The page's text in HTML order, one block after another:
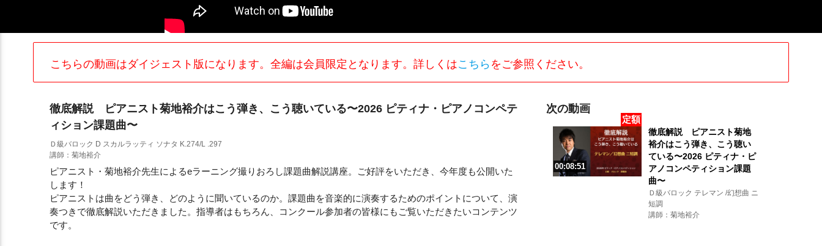
こちらの動画はダイジェスト版になります。全編は会員限定となります。詳しくはこちら をご参照ください。
徹底解説 ピアニスト菊地裕介はこう弾き、こう聴いている〜2026 ピティナ・ピアノコンペテ
ィション課題曲〜
Ｄ級バロック D スカルラッティ ソナタ K.274/L .297
講師：菊地裕介
ピアニスト・菊地裕介先生によるeラーニング撮りおろし課題曲解説講座。ご好評をいただき、今年度も公開いた
します！
ピアニストは曲をどう弾き、どのように聞いているのか。課題曲を音楽的に演奏するためのポイントについて、演
奏つきで徹底解説いただきました。指導者はもちろん、コンクール参加者の皆様にもご覧いただきたいコンテンツ
です。
次の動画
定額
00:08:51
徹底解説 ピアニスト菊地
裕介はこう弾き、こう聴い
ている〜2026 ピティナ・ピ
アノコンペティション課題
曲〜
Ｄ級バロック テレマン /幻想曲 ニ
短調
講師：菊地裕介